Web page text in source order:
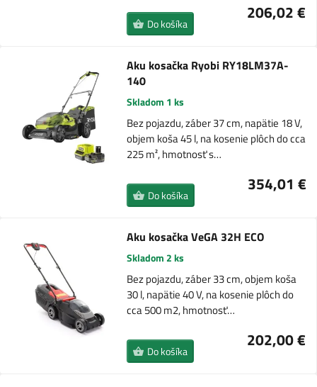
206,02 €
Do košíka
Aku kosačka Ryobi RY18LM37A-
140
Skladom 1 ks
Bez pojazdu, záber 37 cm, napätie 18 V,
objem koša 45 l, na kosenie plôch do cca
225 m², hmotnosť s…
354,01 €
Do košíka
Aku kosačka VeGA 32H ECO
Skladom 2 ks
Bez pojazdu, záber 33 cm, objem koša
30 l, napätie 40 V, na kosenie plôch do
cca 500 m2, hmotnosť…
202,00 €
Do košíka